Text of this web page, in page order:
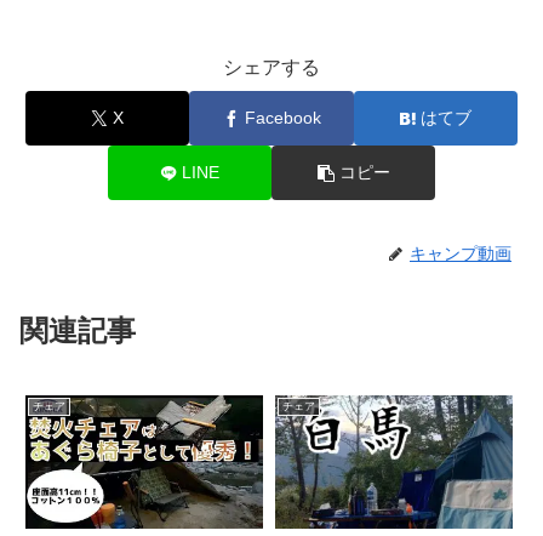
シェアする
X Facebook はてブ
LINE コピー
キャンプ動画
関連記事
チェア チェア